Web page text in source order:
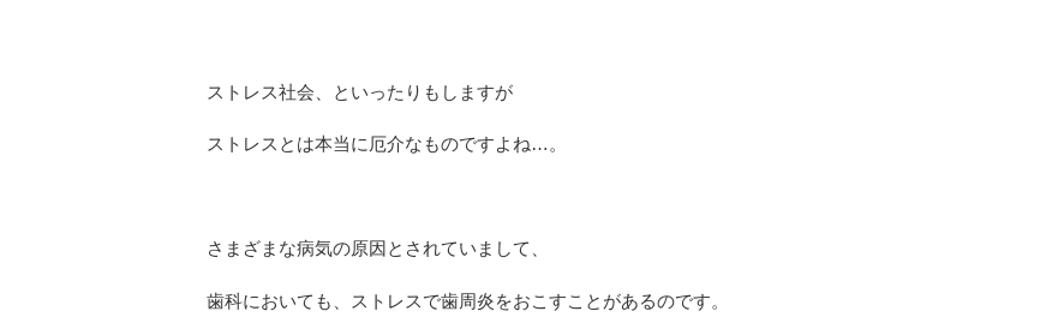
ストレス社会、といったりもしますが
ストレスとは本当に厄介なものですよね…。
さまざまな病気の原因とされていまして、
歯科においても、ストレスで歯周炎をおこすことがあるのです。